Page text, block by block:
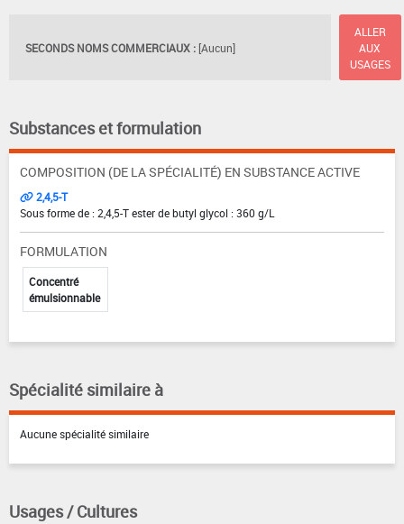
SECONDS NOMS COMMERCIAUX : [Aucun]
ALLER
AUX
USAGES
Substances et formulation
COMPOSITION (DE LA SPÉCIALITÉ) EN SUBSTANCE ACTIVE
2,4,5-T
Sous forme de : 2,4,5-T ester de butyl glycol : 360 g/L
FORMULATION
Concentré
émulsionnable
Spécialité similaire à
Aucune spécialité similaire
Usages / Cultures